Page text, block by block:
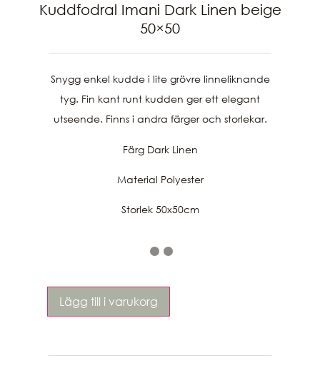
Kuddfodral Imani Dark Linen beige
50×50
Snygg enkel kudde i lite grövre linneliknande
tyg. Fin kant runt kudden ger ett elegant
utseende. Finns i andra färger och storlekar.
Färg Dark Linen
Material Polyester
Storlek 50x50cm
Lägg till i varukorg